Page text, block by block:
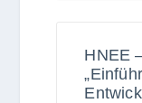
HNEE